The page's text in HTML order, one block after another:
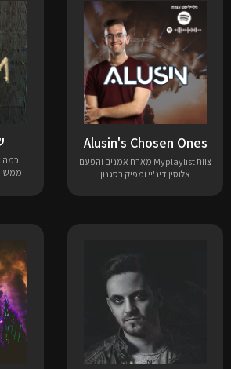
Alusin's Chosen Ones
צוות Myplaylist מארח אמנים והפעם
אלוסין דיג'יי ומפיק בסגנון
כמה